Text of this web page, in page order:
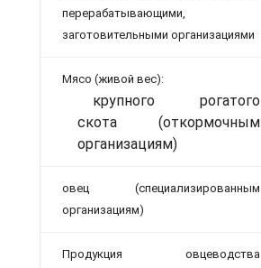
перерабатывающими,
заготовительными организациями
Мясо (живой вес):
крупного рогатого
скота (откормочным
организациям)
овец (специализированным
организациям)
Продукция овцеводства